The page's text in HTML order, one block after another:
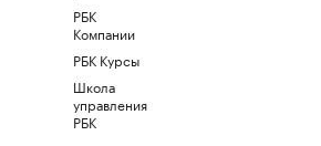
РБК
Компании
РБК Курсы
Школа
управления
РБК